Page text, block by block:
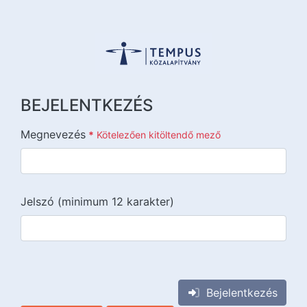
BEJELENTKEZÉS
Megnevezés * Kötelezően kitöltendő mező
Jelszó (minimum 12 karakter)
Bejelentkezés